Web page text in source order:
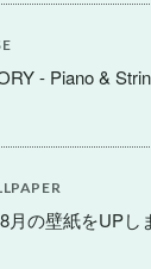
- Piano &
月の壁紙をUPし